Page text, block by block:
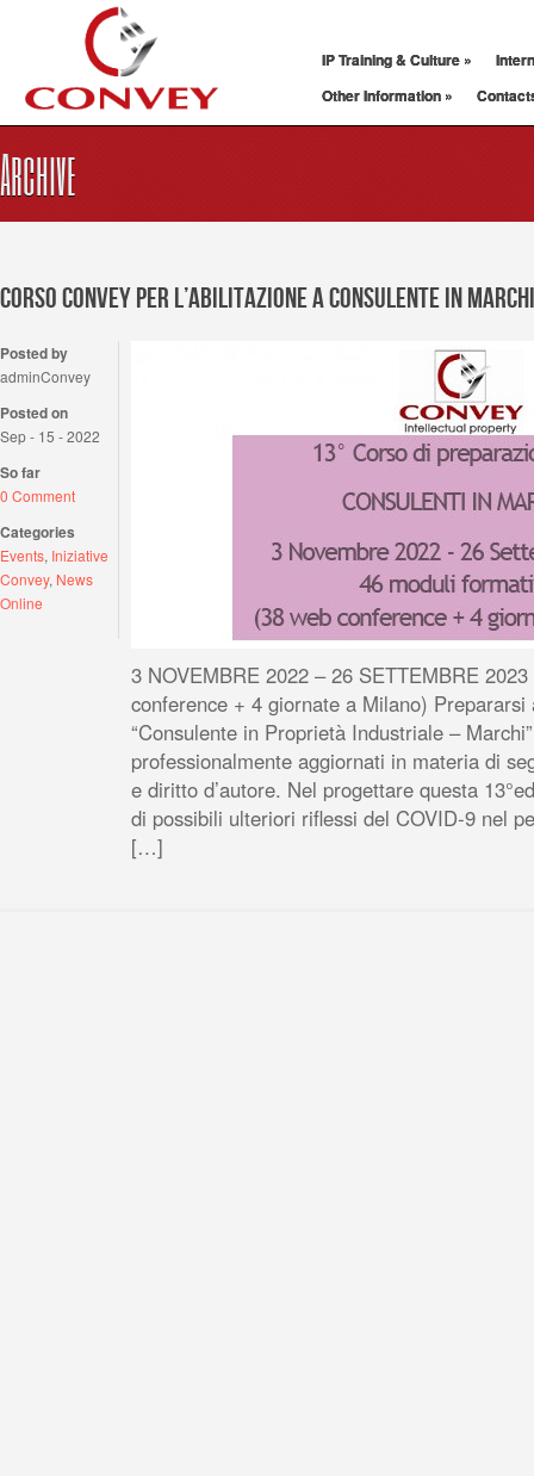
IP Training & Culture »
Other Information »
Archive
CORSO CONVEY PER L’ABILITAZIONE A CONSULENTE IN
Posted by
adminConvey
Posted on
Sep - 15 - 2022
So far
0 Comment
Categories
Events, Iniziative
Convey, News
Online
3 NOVEMBRE 2022 – 26 SETTEMBRE
conference + 4 giornate a Milano) Prepararsi
“Consulente in Proprietà Industriale –
professionalmente aggiornati in materia di
e diritto d’autore. Nel progettare questa
di possibili ulteriori riflessi del COVID-9 nel
[…]